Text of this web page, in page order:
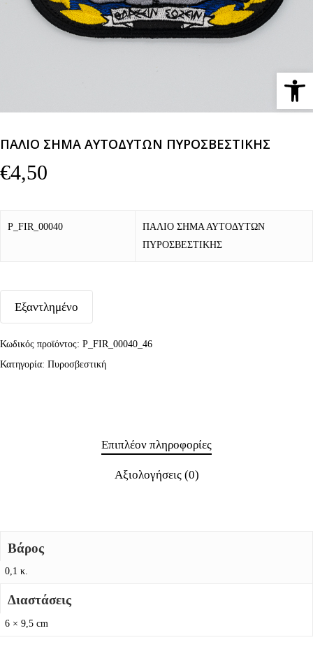
ΠΑΛΙΟ ΣΗΜΑ ΑΥΤΟΔΥΤΩΝ ΠΥΡΟΣΒΕΣΤΙΚΗΣ
€4,50
P_FIR_00040
ΠΑΛΙΟ ΣΗΜΑ ΑΥΤΟΔΥΤΩΝ
ΠΥΡΟΣΒΕΣΤΙΚΗΣ
Εξαντλημένο
Κωδικός προϊόντος: P_FIR_00040_46
Κατηγορία: Πυροσβεστική
Επιπλέον πληροφορίες
Αξιολογήσεις (0)
Βάρος
0,1 κ.
Διαστάσεις
6 × 9,5 cm